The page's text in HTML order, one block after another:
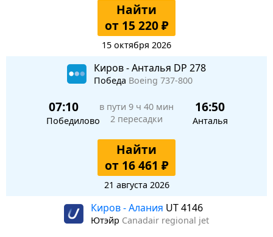
Найти
от 15 220 ₽
15 октября 2026
Киров - Анталья DP 278
Победа Boeing 737-800
07:10
Победилово
в пути 9 ч 40 мин
2 пересадки
16:50
Анталья
Найти
от 16 461 ₽
21 августа 2026
Киров - Алания UT 4146
Ютэйр Canadair regional jet